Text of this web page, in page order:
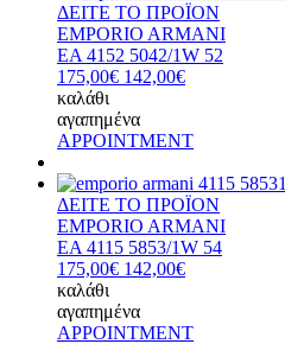
ΔΕΙΤΕ ΤΟ ΠΡΟΪΟΝ
EMPORIO ARMANI
EA 4152 5042/1W 52
175,00€ 142,00€
καλάθι
αγαπημένα
APPOINTMENT
ΔΕΙΤΕ ΤΟ ΠΡΟΪΟΝ
EMPORIO ARMANI
EA 4115 5853/1W 54
175,00€ 142,00€
καλάθι
αγαπημένα
APPOINTMENT